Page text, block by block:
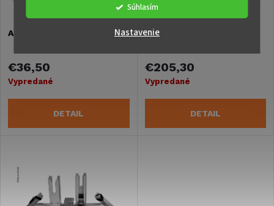
Súhlasím
Nastavenie
e
p
r
o
d
s
p
r
u
Adaptér f.Osvetlenie
€36,50
Vypredané
DETAIL
Elektronika Pollicino
€205,30
Vypredané
DETAIL